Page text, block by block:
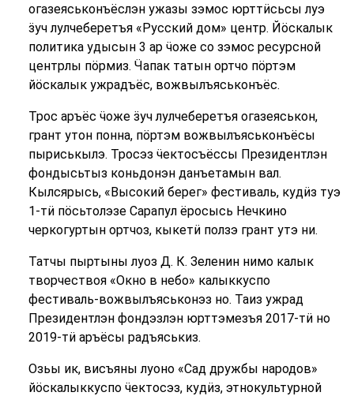
огазеяськонъёслэн ужазы зэмос юрттӥсьсы луэ
ӟуч лулчеберетъя «Русский дом» центр. Йӧскалык
политика удысын 3 ар ӵоже со зэмос ресурсной
центрлы пӧрмиз. Ӵапак татын ортчо пӧртэм
йӧскалык ужрадъёс, вожвылъяськонъёс.
Трос аръёс ӵоже ӟуч лулчеберетъя огазеяськон,
грант утон понна, пӧртэм вожвылъяськонъёсы
пыриськылэ. Тросэз ӵектосъёссы Президентлэн
фондысьтыз коньдонэн данъетамын вал.
Кылсярысь, «Высокий берег» фестиваль, кудӥз туэ
1-тӥ пӧсьтолэзе Сарапул ёросысь Нечкино
черкогуртын ортчоз, кыкетӥ ползэ грант утэ ни.
Татчы пыртыны луоз Д. К. Зеленин нимо калык
творчествоя «Окно в небо» калыккуспо
фестиваль-вожвылъяськонэз но. Таиз ужрад
Президентлэн фондэзлэн юрттэмезъя 2017-тӥ но
2019-тӥ аръёсы радъяськиз.
Озьы ик, висъяны луоно «Сад дружбы народов»
йӧскалыккуспо ӵектосэз, кудӥз, этнокультурной